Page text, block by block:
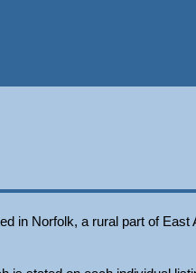
in Norfolk, a rural part of East